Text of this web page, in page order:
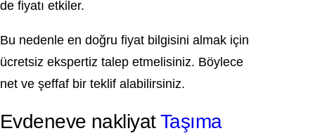
de fiyatı etkiler.
Bu nedenle en doğru fiyat bilgisini almak için
ücretsiz ekspertiz talep etmelisiniz. Böylece
net ve şeffaf bir teklif alabilirsiniz.
Evdeneve nakliyatTaşıma